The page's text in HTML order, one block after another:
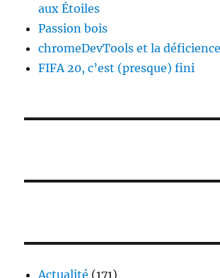
aux Étoiles
Passion bois
chromeDevTools et la
FIFA 20, c’est (presque) fini
Actualité (171)